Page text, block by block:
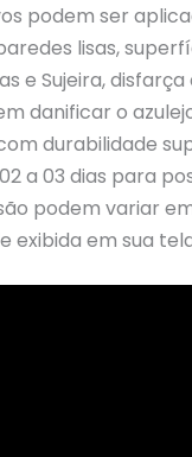
podem ser
lisas,
e Sujeira,
danificar o
durabilidade
a 03 dias para
podem variar
exibida em sua